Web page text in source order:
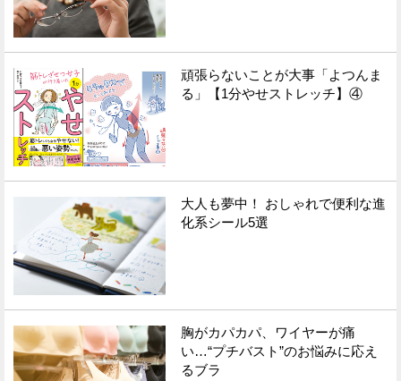
頑張らないことが大事「よつんま
る」【1分やせストレッチ】④
大人も夢中！ おしゃれで便利な進
化系シール5選
胸がカパカパ、ワイヤーが痛
い…“プチバスト”のお悩みに応え
るブラ